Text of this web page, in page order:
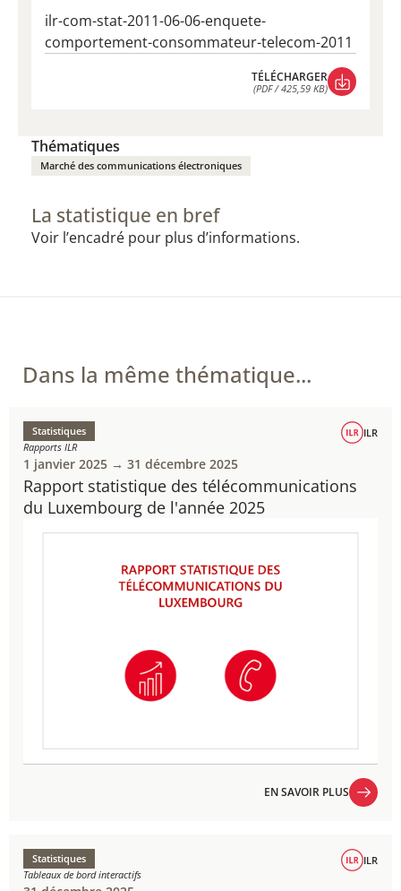
ilr-com-stat-2011-06-06-enquete-
comportement-consommateur-telecom-2011
TÉLÉCHARGER
(PDF / 425,59 KB)
Thématiques
Marché des communications électroniques
La statistique en bref
Voir l’encadré pour plus d’informations.
Dans la même thématique...
Rapport statistique des télécommunications
du Luxembourg de l'année 2025
Statistiques
Rapports ILR
ILR
1 janvier 2025 → 31 décembre 2025
EN SAVOIR PLUS
Statistiques
Tableaux de bord interactifs
ILR